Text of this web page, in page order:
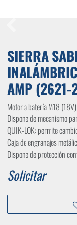
SIERRA
AMP (2621-
Motor a batería M18 (18V)
Dispone de mecanismo
QUIK-LOK: permite
Caja de engranajes
Dispone de protección
Solicitar